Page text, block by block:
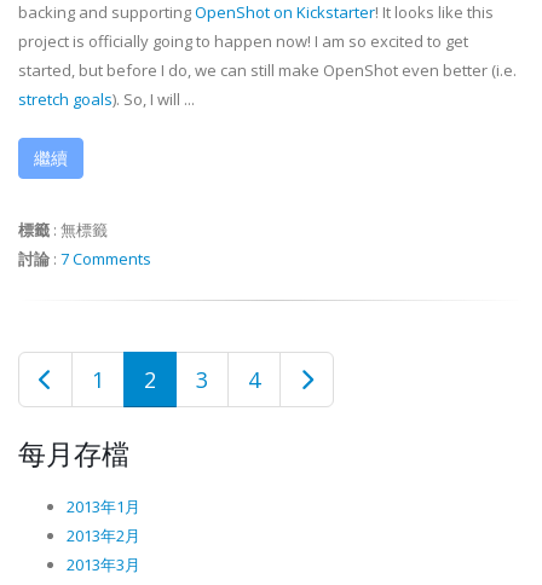
backing and supportingOpenShot on Kickstarter! It looks like this
project is officially going to happen now! I am so excited to get
started, but before I do, we can still make OpenShot even better (i.e.
stretch goals). So, I will ...
繼續
標籤 : 無標籤
討論 : 7 Comments
1 2 3 4
每月存檔
2013年1月
2013年2月
2013年3月